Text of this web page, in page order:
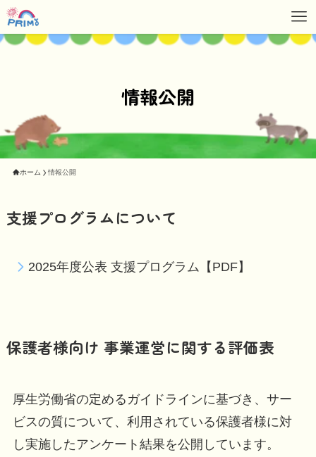
情報公開
ホーム 情報公開
支援プログラムについて
2025年度公表 支援プログラム【PDF】
保護者様向け 事業運営に関する評価表
厚生労働省の定めるガイドラインに基づき、サー
ビスの質について、利用されている保護者様に対
し実施したアンケート結果を公開しています。